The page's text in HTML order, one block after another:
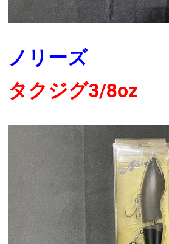
ノリーズ
タクジグ3/8oz